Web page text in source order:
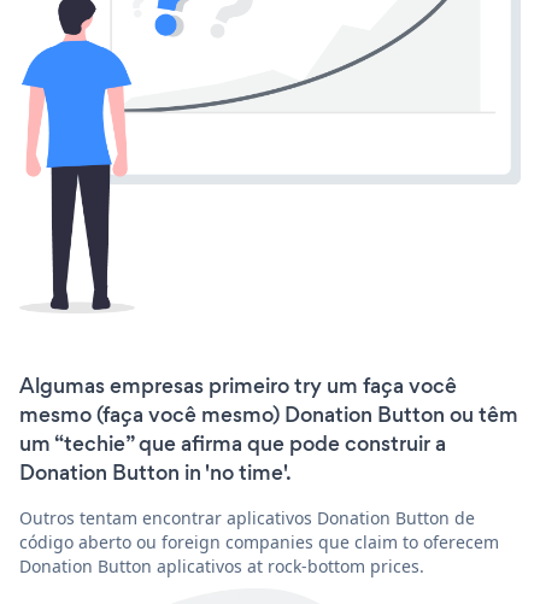
Algumas empresas primeiro try um faça você
mesmo (faça você mesmo) Donation Button ou têm
um “techie” que afirma que pode construir a
Donation Button in 'no time'.
Outros tentam encontrar aplicativos Donation Button de
código aberto ou foreign companies que claim to oferecem
Donation Button aplicativos at rock-bottom prices.